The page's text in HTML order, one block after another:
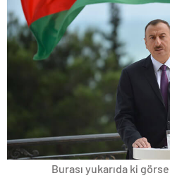
Burası yukarıda ki